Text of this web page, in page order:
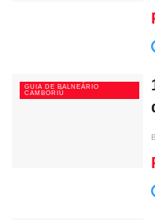
GUIA DE BALNEÁRIO
CAMBORIÚ